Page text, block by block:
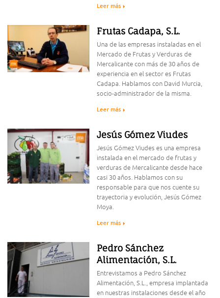
Leer más
Frutas Cadapa, S.L.
Una de las empresas instaladas en el
Mercado de Frutas y Verduras de
Mercalicante con más de 30 años de
experiencia en el sector es Frutas
Cadapa. Hablamos con David Murcia,
socio-administrador de la misma.
Leer más
Jesús Gómez Viudes
Jesús Gómez Viudes es una empresa
instalada en el mercado de frutas y
verduras de Mercalicante desde hace
casi 30 años. Hablamos con su
responsable para que nos cuente su
trayectoria y evolución, Jesús Gómez
Moya.
Leer más
Pedro Sánchez
Alimentación, S.L.
Entrevistamos a Pedro Sánchez
Alimentación, S.L., empresa implantada
en nuestras instalaciones desde el año